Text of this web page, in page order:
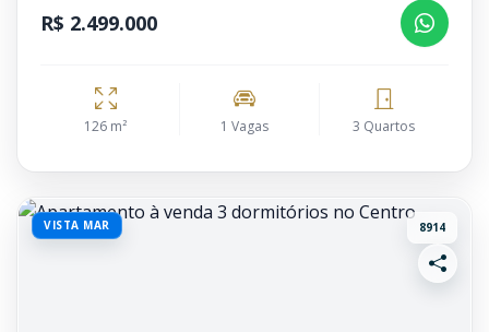
R$ 2.499.000
126 m² 1 Vagas 3 Quartos
VISTA MAR 8914